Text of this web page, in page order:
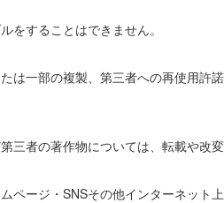
することはできません。
は一部の複製、第三者への再使用許
者の著作物については、転載や改変
ページ・SNSその他インターネット